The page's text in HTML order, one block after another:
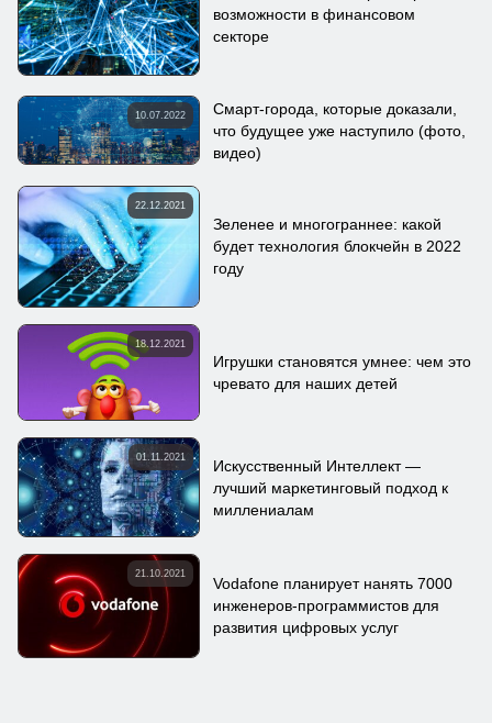
возможности в финансовом
секторе
10.07.2022
Смарт-города, которые доказали,
что будущее уже наступило (фото,
видео)
22.12.2021
Зеленее и многограннее: какой
будет технология блокчейн в 2022
году
18.12.2021
Игрушки становятся умнее: чем это
чревато для наших детей
01.11.2021
Искусственный Интеллект —
лучший маркетинговый подход к
миллениалам
21.10.2021
Vodafone планирует нанять 7000
инженеров-программистов для
развития цифровых услуг